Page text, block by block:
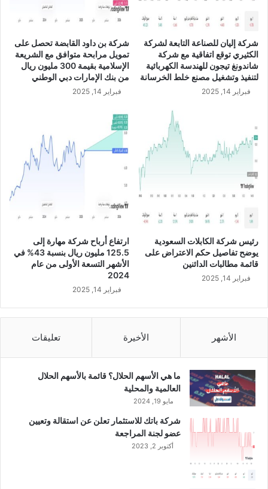
ت
ح
ت
ي
ب
ر
ا
ج
ش
ك
ة
س
ه
ة
ي
U
S
E
شركة إليان للصناعة التابعة لشركة
الكثيري توقع اتفاقية مع شركة
شاندونغ تيجون للهندسة الكهربائية
لتنفيذ وتشغيل مصنع خلط الخرسانة
فبراير 14, 2025
شركة بن داود القابضة تحصل على
تمويل مرابحة متوافق مع الشريعة
الإسلامية بقيمة 300 مليون ريال
من بنك الإمارات دبي الوطني
فبراير 14, 2025
رئيس شركة الكابلات السعودية
يوضح تفاصيل حكم الاعتراض على
قائمة مطالبات الدائنين
فبراير 14, 2025
ارتفاع أرباح شركة مهارة إلى
125.5 مليون ريال بنسبة 43% في
الأشهر التسعة الأولى من عام
2024
فبراير 14, 2025
الأشهر الأخيرة تعليقات
ما هي الأسهم الحلال؟ قائمة بالأسهم الحلال
العالمية والمحلية
مايو 19, 2024
شركة باتك للاستثمار تعلن عن استقالة وتعيين
عضو لجنة المراجعة
أكتوبر 2, 2023